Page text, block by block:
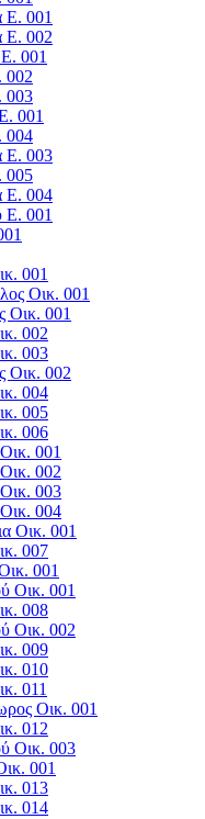
001
Ε. 002
001
002
003
001
004
Ε. 003
005
Ε. 004
001
001
Οικ. 001
Οικ. 001
002
003
Οικ. 002
004
005
006
001
002
003
004
Οικ. 001
007
001
Οικ. 001
008
Οικ. 002
009
010
011
Οικ. 001
012
Οικ. 003
001
013
014